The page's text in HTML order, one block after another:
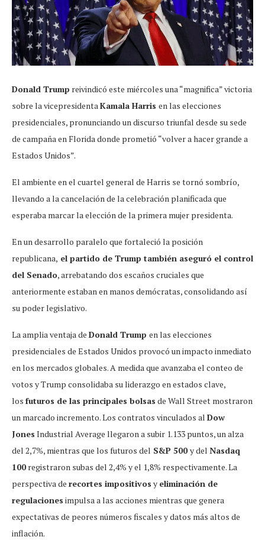
Donald Trump reivindicó este miércoles una “magnifica” victoria
sobre la vicepresidentaKamala Harris en las elecciones
presidenciales, pronunciando un discurso triunfal desde su sede
de campaña en Florida donde prometió “volver a hacer grande a
Estados Unidos”.
El ambiente en el cuartel general de Harris se tornó sombrío,
llevando a la cancelación de la celebración planificada que
esperaba marcar la elección de la primera mujer presidenta.
En un desarrollo paralelo que fortaleció la posición
republicana, el partido de Trump también aseguró el control
del Senado, arrebatando dos escaños cruciales que
anteriormente estaban en manos demócratas, consolidando así
su poder legislativo.
La amplia ventaja de Donald Trump en las elecciones
presidenciales de Estados Unidos provocó un impacto inmediato
en los mercados globales. A medida que avanzaba el conteo de
votos y Trump consolidaba su liderazgo en estados clave,
los futuros de las principales bolsas de Wall Street mostraron
un marcado incremento. Los contratos vinculados al Dow
Jones Industrial Average llegaron a subir 1.133 puntos, un alza
del 2,7%, mientras que los futuros del S&P 500y del Nasdaq
100registraron subas del 2,4% y el 1,8% respectivamente. La
perspectiva de recortes impositivos y eliminación de
regulaciones impulsa a las acciones mientras que genera
expectativas de peores números fiscales y datos más altos de
inflación.